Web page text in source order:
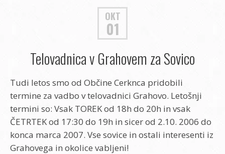
OKT
01
Telovadnica v Grahovem za Sovico
Tudi letos smo od Občine Cerknca pridobili
termine za vadbo v telovadnici Grahovo. Letošnji
termini so: Vsak TOREK od 18h do 20h in vsak
ČETRTEK od 17:30 do 19h in sicer od 2.10. 2006 do
konca marca 2007. Vse sovice in ostali interesenti iz
Grahovega in okolice vabljeni!